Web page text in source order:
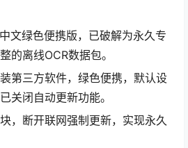
文绿色便携版，已破解为永久专
的离线OCR数据包。
第三方软件，绿色便携，默认设
关闭自动更新功能。
，断开联网强制更新，实现永久